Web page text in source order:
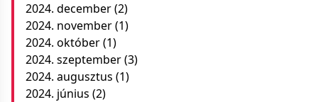
2024. december(2)
2024. november(1)
2024. október(1)
2024. szeptember(3)
2024. augusztus (1)
2024. június (2)